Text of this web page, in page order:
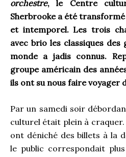
orchestre, le Centre
Sherbrooke a été
et intemporel. Les trois
avec brio les classiques des
monde a jadis connus.
groupe américain des
ils ont su nous faire voyager
Par un samedi soir
culturel était plein à craquer.
ont déniché des billets à la
le public correspondait